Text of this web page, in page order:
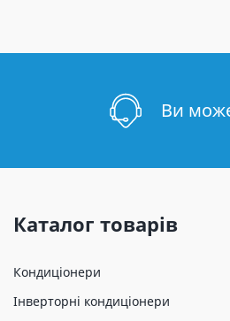
Ви
Каталог товарів
Кондиціонери
Інверторні кондиціонери